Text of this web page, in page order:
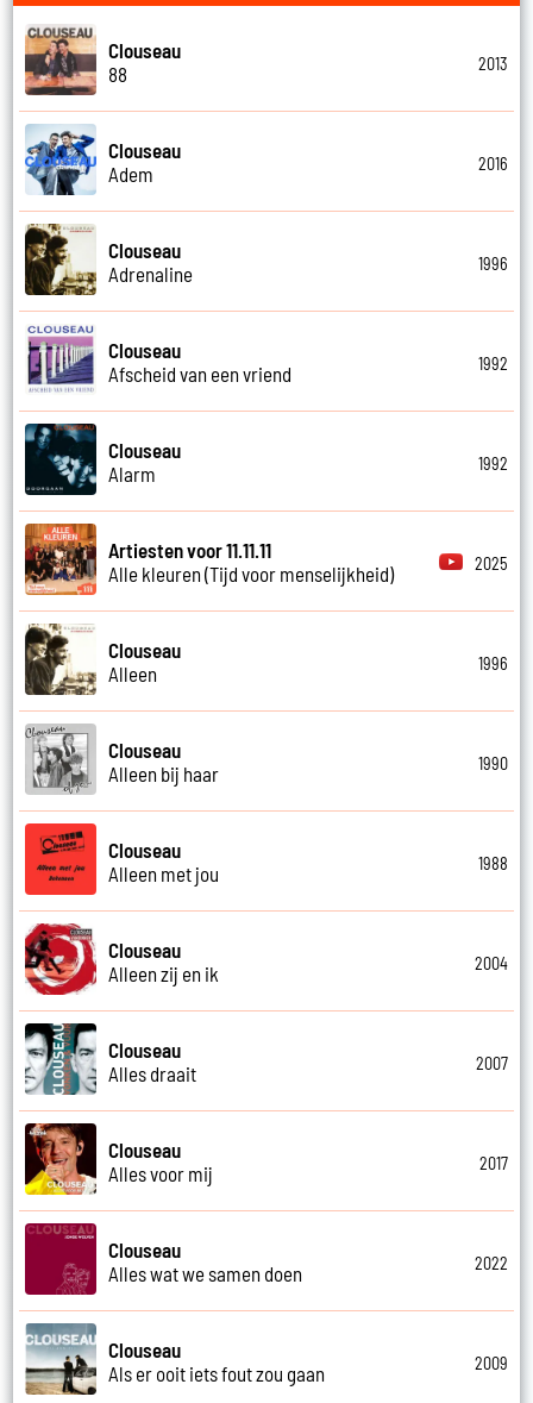
Clouseau
88
2013
Clouseau
Adem
2016
Clouseau
Adrenaline
1996
Clouseau
Afscheid van een vriend
1992
Clouseau
Alarm
1992
Artiesten voor 11.11.11
Alle kleuren (Tijd voor menselijkheid)
2025
Clouseau
Alleen
1996
Clouseau
Alleen bij haar
1990
Clouseau
Alleen met jou
1988
Clouseau
Alleen zij en ik
2004
Clouseau
Alles draait
2007
Clouseau
Alles voor mij
2017
Clouseau
Alles wat we samen doen
2022
Clouseau
Als er ooit iets fout zou gaan
2009